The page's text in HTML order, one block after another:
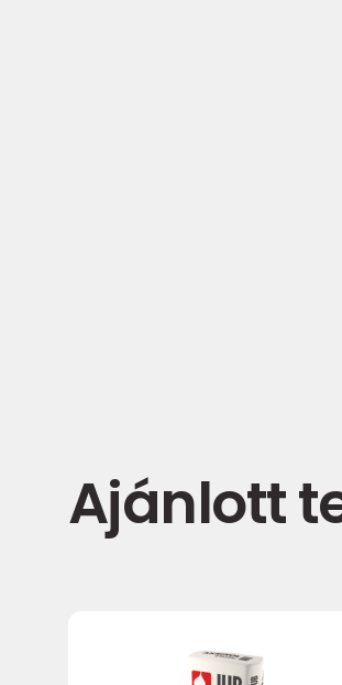
Ajánlott